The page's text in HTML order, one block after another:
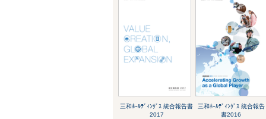
三和ﾎｰﾙﾃﾞｨﾝｸﾞｽ 統合報告書
2017
三和ﾎｰﾙﾃﾞｨﾝｸﾞｽ 統合報告
書2016